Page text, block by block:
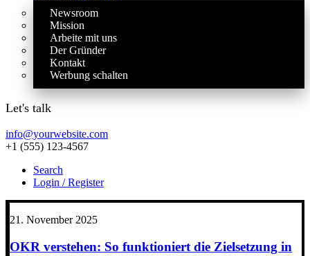
Newsroom
Mission
Arbeite mit uns
Der Gründer
Kontakt
Werbung schalten
Let's talk
info@yourwebsite.com
+1 (555) 123-4567
Search
Login / Register
21. November 2025
OKR verstehen: So funktioniert die Zielsetzung in